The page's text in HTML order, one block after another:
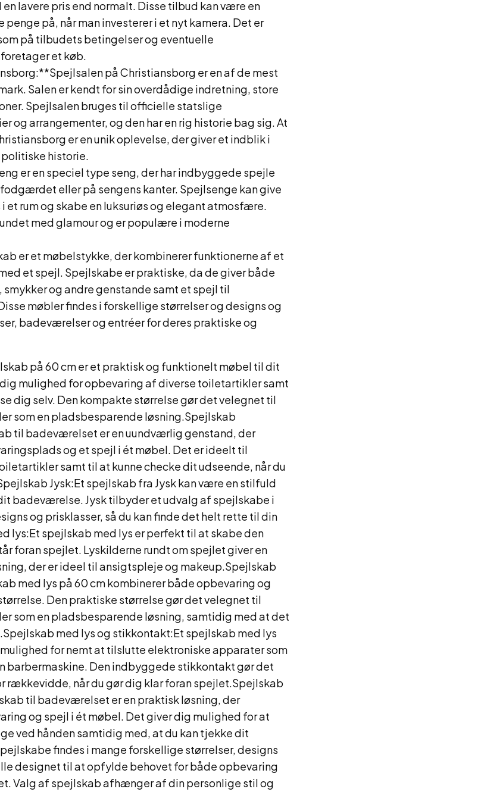
lavere pris end normalt. Disse tilbud kan være en
på, når man investerer i et nyt kamera. Det er
på tilbudets betingelser og eventuelle
et køb.
på Christiansborg er en af de mest
Salen er kendt for sin overdådige indretning, store
Spejlsalen bruges til officielle statslige
og arrangementer, og den har en rig historie bag sig. At
er en unik oplevelse, der giver et indblik i
historie.
er en speciel type seng, der har indbyggede spejle
eller på sengens kanter. Spejlsenge kan give
et rum og skabe en luksuriøs og elegant atmosfære.
med glamour og er populære i moderne
er et møbelstykke, der kombinerer funktionerne af et
et spejl. Spejlskabe er praktiske, da de giver både
og andre genstande samt et spejl til
møbler findes i forskellige størrelser og designs og
badeværelser og entréer for deres praktiske og
på 60 cm er et praktisk og funktionelt møbel til dit
mulighed for opbevaring af diverse toiletartikler samt
dig selv. Den kompakte størrelse gør det velegnet til
som en pladsbesparende løsning.Spejlskab
til badeværelset er en uundværlig genstand, der
og et spejl i ét møbel. Det er ideelt til
samt til at kunne checke dit udseende, når du
Jysk:Et spejlskab fra Jysk kan være en stilfuld
badeværelse. Jysk tilbyder et udvalg af spejlskabe i
og prisklasser, så du kan finde det helt rette til din
lys:Et spejlskab med lys er perfekt til at skabe den
foran spejlet. Lyskilderne rundt om spejlet giver en
der er ideel til ansigtspleje og makeup.Spejlskab
med lys på 60 cm kombinerer både opbevaring og
Den praktiske størrelse gør det velegnet til
som en pladsbesparende løsning, samtidig med at det
med lys og stikkontakt:Et spejlskab med lys
for nemt at tilslutte elektroniske apparater som
barbermaskine. Den indbyggede stikkontakt gør det
rækkevidde, når du gør dig klar foran spejlet.Spejlskab
til badeværelset er en praktisk løsning, der
og spejl i ét møbel. Det giver dig mulighed for at
ved hånden samtidig med, at du kan tjekke dit
findes i mange forskellige størrelser, designs
designet til at opfylde behovet for både opbevaring
Valg af spejlskab afhænger af din personlige stil og